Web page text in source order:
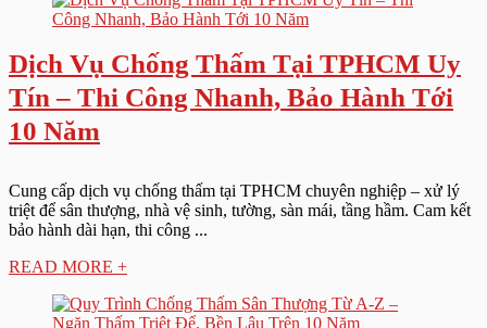
Dịch Vụ Chống Thấm Tại TPHCM Uy
Tín – Thi Công Nhanh, Bảo Hành Tới
10 Năm
Cung cấp dịch vụ chống thấm tại TPHCM chuyên nghiệp – xử lý
triệt để sân thượng, nhà vệ sinh, tường, sàn mái, tầng hầm. Cam kết
bảo hành dài hạn, thi công ...
READ MORE +